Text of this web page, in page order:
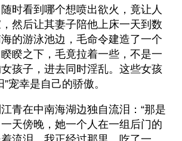
时看到哪个想喷出欲火，竟让人
然后让其妻子陪他上床一天到数
的游泳池边，毛命令建造了一个
睽之下，毛竟拉着一些，不是一
孩子，进去同时淫乱。这些女孩
宠幸是自己的骄傲。
青在中南海湖边独自流泪：“那是
天傍晚，她一个人在一组后门的